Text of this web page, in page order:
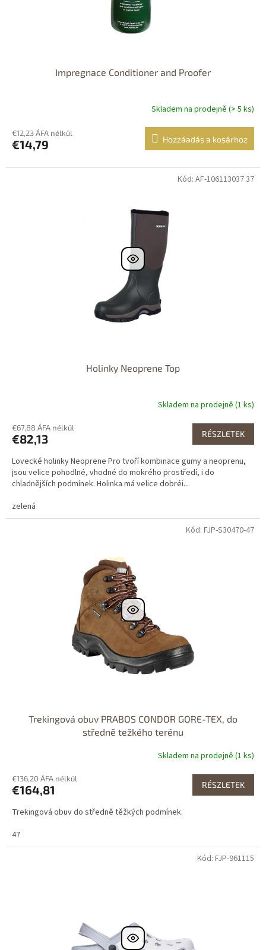
Impregnace Conditioner and Proofer
Skladem na prodejně (> 5 ks)
€12,23 ÁFA nélkül
€14,79 Hozzáadás a kosárhoz
Holinky Neoprene Top
Skladem na prodejně (1 ks)
€67,88 ÁFA nélkül
€82,13 RÉSZLETEK
Lovecké holinky Neoprene Pro tvoří kombinace gumy a neoprenu,
jsou velice pohodlné, vhodné do mokrého prostředí, i do
chladnějších podmínek. Holinka má velice dobréi...
zelená
Kód: AF-106113037 37
Trekingová obuv PRABOS CONDOR GORE-TEX, do
středně težkého terénu
Skladem na prodejně (1 ks)
€136,20 ÁFA nélkül
€164,81 RÉSZLETEK
Trekingová obuv do středně těžkých podmínek.
47
Kód: FJP-S30470-47
Kód: FJP-961115